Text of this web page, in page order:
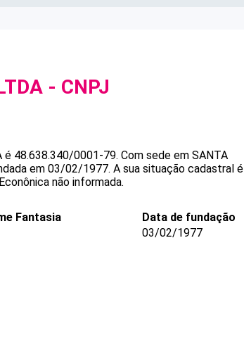
- CNPJ
é 48.638.340/0001-79. Com sede em SANTA
em 03/02/1977. A sua situação cadastral é
não informada.
Fantasia
Data de fundação
03/02/1977